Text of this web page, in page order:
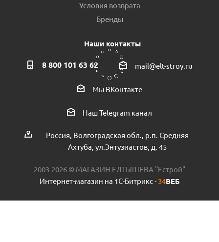
Ножницы для полипропиленовой трубы VER807 пр.КНР
Есть в наличии (1)
Условия возврата
Бренды
Наши контакты
8 800 101 63 62 mail@elt-stroy.ru
Мы ВКонтакте
Наш Telegram канал
Россия, Волгоградская обл., р.п. Средняя
Ахтуба, ул.Энтузиастов, д. 45
2003-2026 © МАГАЗИН ЕЛТЫШЕВА "Естрой"
Интернет-магазин на 1С-Битрикс - 34ВЕБ